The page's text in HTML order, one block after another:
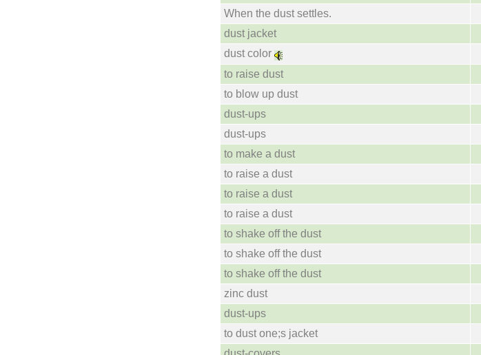
When the dust settles.
dust jacket
dust color
to raise dust
to blow up dust
dust-ups
dust-ups
to make a dust
to raise a dust
to raise a dust
to raise a dust
to shake off the dust
to shake off the dust
to shake off the dust
zinc dust
dust-ups
to dust one;s jacket